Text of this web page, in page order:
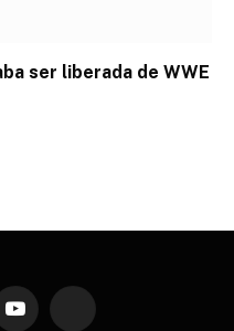
ser liberada de WWE
YouTube TikTok